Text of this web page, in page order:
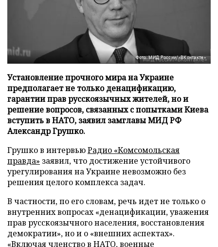
Фото: МИД России/«ВКонтакте»
Установление прочного мира на Украине
предполагает не только денацификацию,
гарантии прав русскоязычных жителей, но и
решение вопросов, связанных с попытками Киева
вступить в НАТО, заявил замглавы МИД РФ
Александр Грушко.
Грушко в интервьюРадио «Комсомольская
правда» заявил, что достижение устойчивого
урегулирования на Украине невозможно без
решения целого комплекса задач.
В частности, по его словам, речь идет не только о
внутренних вопросах «денацификации, уважения
прав русскоязычного населения, восстановления
демократии», но и о «внешних аспектах».
«Включая членство в НАТО, военные